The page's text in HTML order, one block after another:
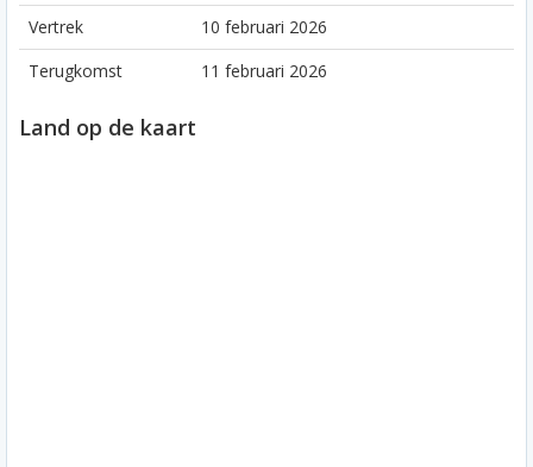
Vertrek
10 februari 2026
Terugkomst
11 februari 2026
Land op de kaart